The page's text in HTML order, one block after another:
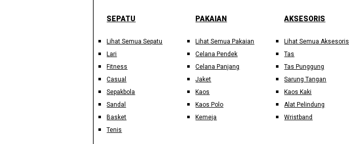
SEPATU
Lihat Semua Sepatu
Lari
Fitness
Casual
Sepakbola
Sandal
Basket
Tenis
PAKAIAN
Lihat Semua Pakaian
Celana Pendek
Celana Panjang
Jaket
Kaos
Kaos Polo
Kemeja
AKSESORIS
Lihat Semua Aksesoris
Tas
Tas Punggung
Sarung Tangan
Kaos Kaki
Alat Pelindung
Wristband